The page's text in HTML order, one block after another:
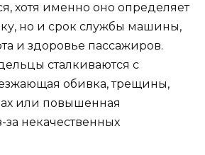
хотя именно оно определяет
но и срок службы машины,
и здоровье пассажиров.
сталкиваются с
обивка, трещины,
или повышенная
за некачественных